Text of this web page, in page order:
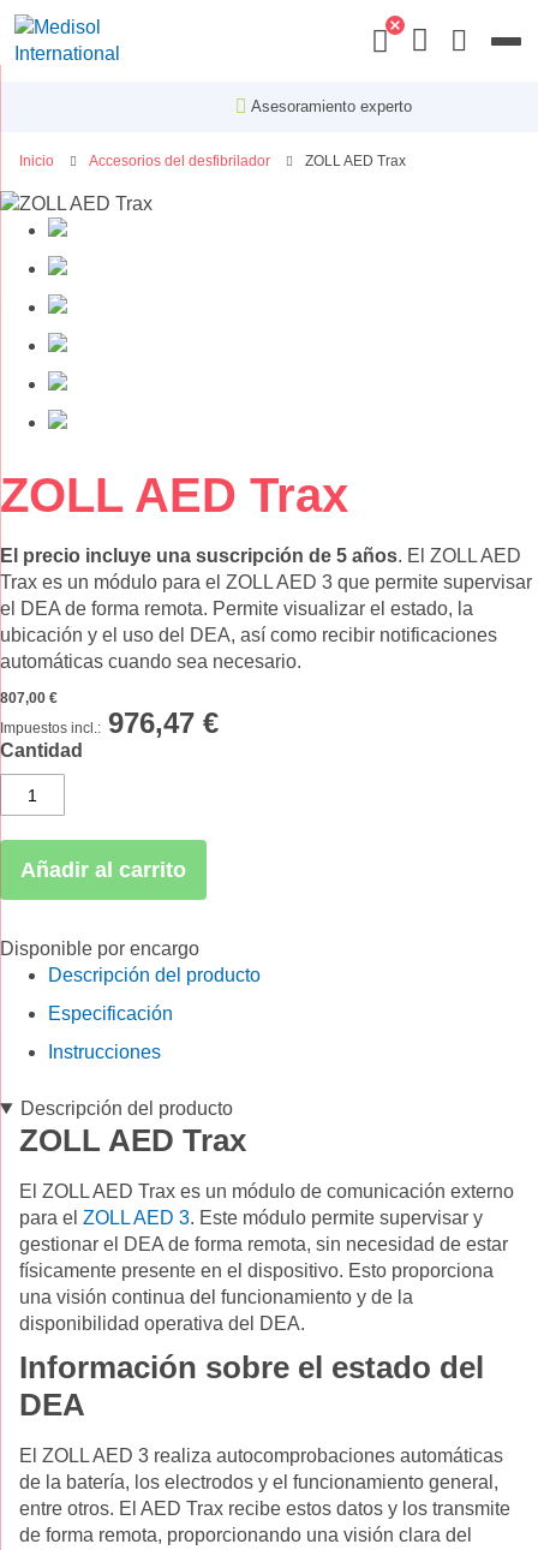
Asesoramiento experto
Inicio Accesorios del desfibrilador ZOLL AED Trax
Saltar
galería
imágenes
Saltar
al
de
la
galería
de
imágenes
ZOLL AED Trax
El precio incluye una suscripción de 5 años. El ZOLL AED
Trax es un módulo para el ZOLL AED 3 que permite supervisar
el DEA de forma remota. Permite visualizar el estado, la
ubicación y el uso del DEA, así como recibir notificaciones
automáticas cuando sea necesario.
807,00 €
976,47 €
Cantidad
Añadir al carrito
Disponible por encargo
Descripción del producto
Especificación
Instrucciones
Descripción del producto
ZOLL AED Trax
El ZOLL AED Trax es un módulo de comunicación externo
para el ZOLL AED 3. Este módulo permite supervisar y
gestionar el DEA de forma remota, sin necesidad de estar
físicamente presente en el dispositivo. Esto proporciona
una visión continua del funcionamiento y de la
disponibilidad operativa del DEA.
Información sobre el estado del
DEA
El ZOLL AED 3 realiza autocomprobaciones automáticas
de la batería, los electrodos y el funcionamiento general,
entre otros. El AED Trax recibe estos datos y los transmite
de forma remota, proporcionando una visión clara del